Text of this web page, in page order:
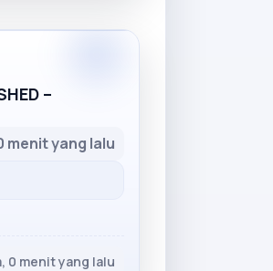
–
menit yang lalu
0 menit yang lalu